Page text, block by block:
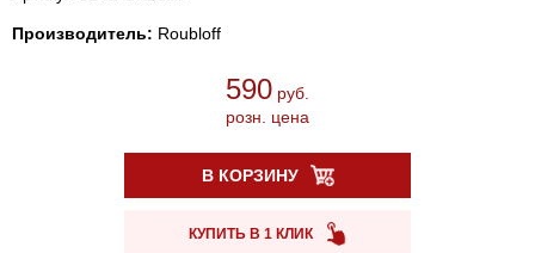
Производитель: Roubloff
590 руб.
розн. цена
В КОРЗИНУ
КУПИТЬ В 1 КЛИК